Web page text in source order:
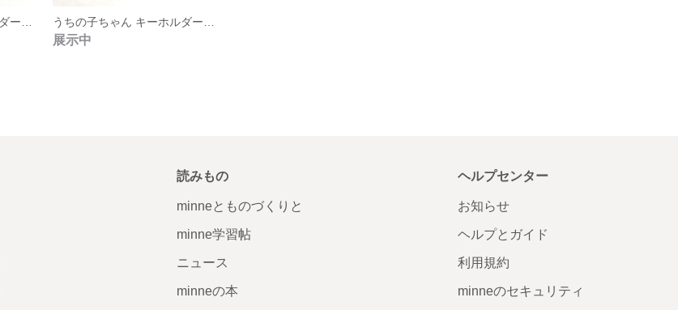
展示中
読みもの
minneとものづくりと
minne学習帖
ニュース
minneの本
ヘルプセンター
お知らせ
ヘルプとガイド
利用規約
minneのセキュリティ